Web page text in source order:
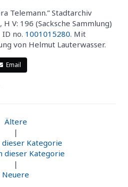
Telemann.” Stadtarchiv
V: 196 (Sacksche Sammlung)
ID no. 1001015280. Mit
von Helmut Lauterwasser.
Email
Ältere
|
Kategorie
dieser Kategorie
|
Neuere